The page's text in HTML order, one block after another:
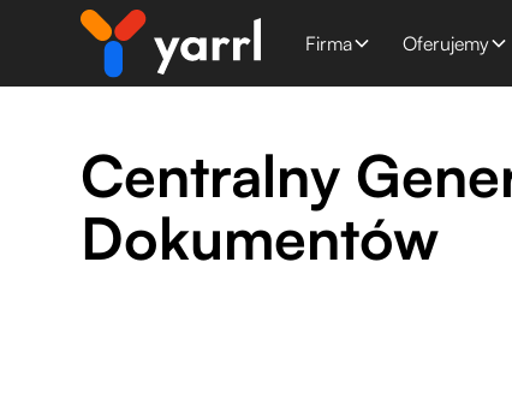
Firma Oferujemy
Centralny
Dokumentów